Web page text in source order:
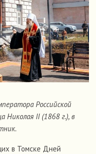
Российской
Николая II (1868 г.), в
в Томске Дней